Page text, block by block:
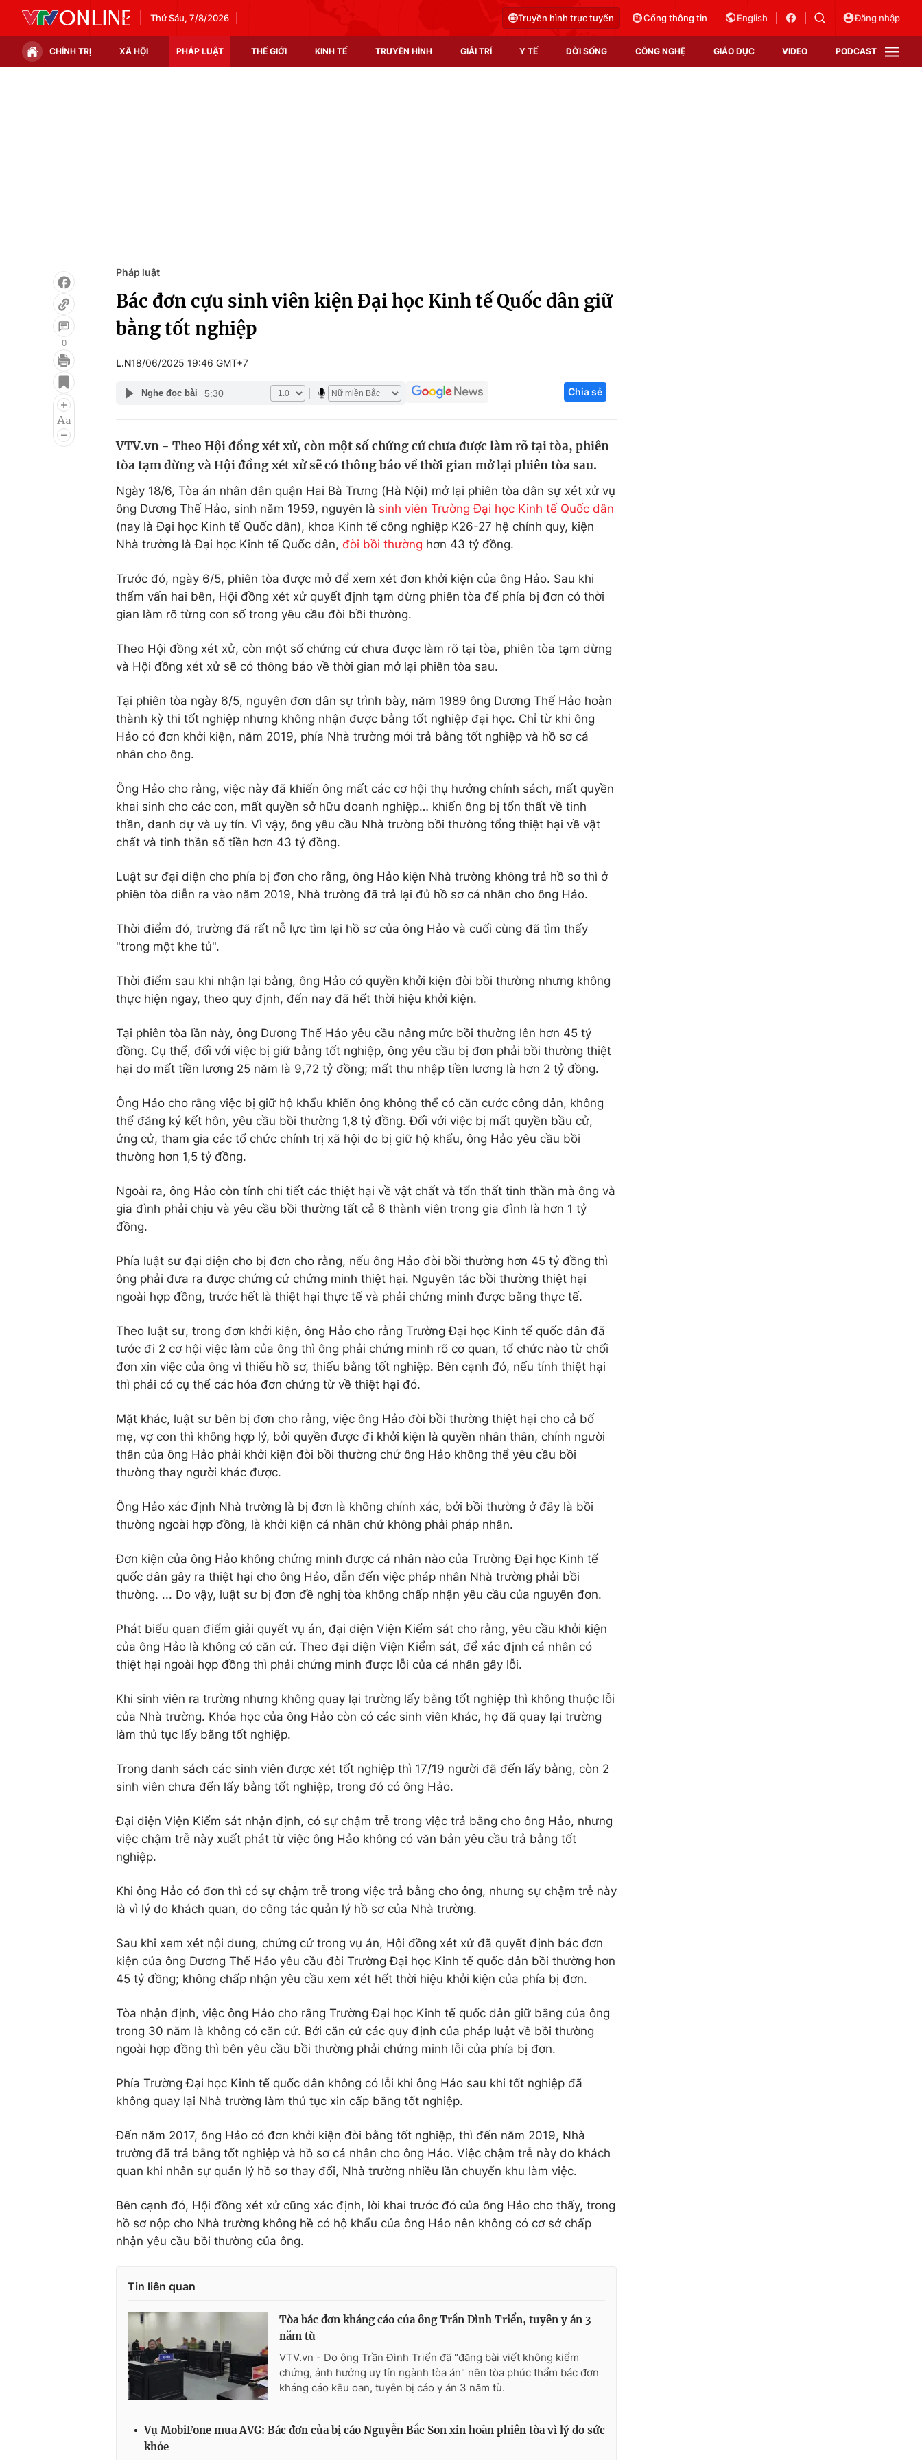
Thứ Sáu, 7/8/2026 Truyền hình trực tuyến Cổng thông tin English Đăng nhập
CHÍNH TRỊ XÃ HỘI PHÁP LUẬT THẾ GIỚI KINH TẾ TRUYỀN HÌNH GIẢI TRÍ Y TẾ ĐỜI SỐNG CÔNG NGHỆ GIÁO DỤC VIDEO PODCAST
Infographic
Điện ảnh
Âm nhạc
Du lịch
Chất lượng cuộc sống
Tuyển sinh
Hitech Công nghệ tương lai
Thị trường
0
Pháp luật
Bác đơn cựu sinh viên kiện Đại học Kinh tế Quốc dân giữ
bằng tốt nghiệp
L.N18/06/2025 19:46 GMT+7
Nghe đọc bài 5:30 Chia sẻ
VTV.vn - Theo Hội đồng xét xử, còn một số chứng cứ chưa được làm rõ tại tòa, phiên
tòa tạm dừng và Hội đồng xét xử sẽ có thông báo về thời gian mở lại phiên tòa sau.
Ngày 18/6, Tòa án nhân dân quận Hai Bà Trưng (Hà Nội) mở lại phiên tòa dân sự xét xử vụ
ông Dương Thế Hảo, sinh năm 1959, nguyên là sinh viên Trường Đại học Kinh tế Quốc dân
(nay là Đại học Kinh tế Quốc dân), khoa Kinh tế công nghiệp K26-27 hệ chính quy, kiện
Nhà trường là Đại học Kinh tế Quốc dân, đòi bồi thường hơn 43 tỷ đồng.
Trước đó, ngày 6/5, phiên tòa được mở để xem xét đơn khởi kiện của ông Hảo. Sau khi
thẩm vấn hai bên, Hội đồng xét xử quyết định tạm dừng phiên tòa để phía bị đơn có thời
gian làm rõ từng con số trong yêu cầu đòi bồi thường.
Theo Hội đồng xét xử, còn một số chứng cứ chưa được làm rõ tại tòa, phiên tòa tạm dừng
và Hội đồng xét xử sẽ có thông báo về thời gian mở lại phiên tòa sau.
Tại phiên tòa ngày 6/5, nguyên đơn dân sự trình bày, năm 1989 ông Dương Thế Hảo hoàn
thành kỳ thi tốt nghiệp nhưng không nhận được bằng tốt nghiệp đại học. Chỉ từ khi ông
Hảo có đơn khởi kiện, năm 2019, phía Nhà trường mới trả bằng tốt nghiệp và hồ sơ cá
nhân cho ông.
Ông Hảo cho rằng, việc này đã khiến ông mất các cơ hội thụ hưởng chính sách, mất quyền
khai sinh cho các con, mất quyền sở hữu doanh nghiệp… khiến ông bị tổn thất về tinh
thần, danh dự và uy tín. Vì vậy, ông yêu cầu Nhà trường bồi thường tổng thiệt hại về vật
chất và tinh thần số tiền hơn 43 tỷ đồng.
Luật sư đại diện cho phía bị đơn cho rằng, ông Hảo kiện Nhà trường không trả hồ sơ thì ở
phiên tòa diễn ra vào năm 2019, Nhà trường đã trả lại đủ hồ sơ cá nhân cho ông Hảo.
Thời điểm đó, trường đã rất nỗ lực tìm lại hồ sơ của ông Hảo và cuối cùng đã tìm thấy
"trong một khe tủ".
Thời điểm sau khi nhận lại bằng, ông Hảo có quyền khởi kiện đòi bồi thường nhưng không
thực hiện ngay, theo quy định, đến nay đã hết thời hiệu khởi kiện.
Tại phiên tòa lần này, ông Dương Thế Hảo yêu cầu nâng mức bồi thường lên hơn 45 tỷ
đồng. Cụ thể, đối với việc bị giữ bằng tốt nghiệp, ông yêu cầu bị đơn phải bồi thường thiệt
hại do mất tiền lương 25 năm là 9,72 tỷ đồng; mất thu nhập tiền lương là hơn 2 tỷ đồng.
Ông Hảo cho rằng việc bị giữ hộ khẩu khiến ông không thể có căn cước công dân, không
thể đăng ký kết hôn, yêu cầu bồi thường 1,8 tỷ đồng. Đối với việc bị mất quyền bầu cử,
ứng cử, tham gia các tổ chức chính trị xã hội do bị giữ hộ khẩu, ông Hảo yêu cầu bồi
thường hơn 1,5 tỷ đồng.
Ngoài ra, ông Hảo còn tính chi tiết các thiệt hại về vật chất và tổn thất tinh thần mà ông và
gia đình phải chịu và yêu cầu bồi thường tất cả 6 thành viên trong gia đình là hơn 1 tỷ
đồng.
Phía luật sư đại diện cho bị đơn cho rằng, nếu ông Hảo đòi bồi thường hơn 45 tỷ đồng thì
ông phải đưa ra được chứng cứ chứng minh thiệt hại. Nguyên tắc bồi thường thiệt hại
ngoài hợp đồng, trước hết là thiệt hại thực tế và phải chứng minh được bằng thực tế.
Theo luật sư, trong đơn khởi kiện, ông Hảo cho rằng Trường Đại học Kinh tế quốc dân đã
tước đi 2 cơ hội việc làm của ông thì ông phải chứng minh rõ cơ quan, tổ chức nào từ chối
đơn xin việc của ông vì thiếu hồ sơ, thiếu bằng tốt nghiệp. Bên cạnh đó, nếu tính thiệt hại
thì phải có cụ thể các hóa đơn chứng từ về thiệt hại đó.
Mặt khác, luật sư bên bị đơn cho rằng, việc ông Hảo đòi bồi thường thiệt hại cho cả bố
mẹ, vợ con thì không hợp lý, bởi quyền được đi khởi kiện là quyền nhân thân, chính người
thân của ông Hảo phải khởi kiện đòi bồi thường chứ ông Hảo không thể yêu cầu bồi
thường thay người khác được.
Ông Hảo xác định Nhà trường là bị đơn là không chính xác, bởi bồi thường ở đây là bồi
thường ngoài hợp đồng, là khởi kiện cá nhân chứ không phải pháp nhân.
Đơn kiện của ông Hảo không chứng minh được cá nhân nào của Trường Đại học Kinh tế
quốc dân gây ra thiệt hại cho ông Hảo, dẫn đến việc pháp nhân Nhà trường phải bồi
thường. ... Do vậy, luật sư bị đơn đề nghị tòa không chấp nhận yêu cầu của nguyên đơn.
Phát biểu quan điểm giải quyết vụ án, đại diện Viện Kiểm sát cho rằng, yêu cầu khởi kiện
của ông Hảo là không có căn cứ. Theo đại diện Viện Kiểm sát, để xác định cá nhân có
thiệt hại ngoài hợp đồng thì phải chứng minh được lỗi của cá nhân gây lỗi.
Khi sinh viên ra trường nhưng không quay lại trường lấy bằng tốt nghiệp thì không thuộc lỗi
của Nhà trường. Khóa học của ông Hảo còn có các sinh viên khác, họ đã quay lại trường
làm thủ tục lấy bằng tốt nghiệp.
Trong danh sách các sinh viên được xét tốt nghiệp thì 17/19 người đã đến lấy bằng, còn 2
sinh viên chưa đến lấy bằng tốt nghiệp, trong đó có ông Hảo.
Đại diện Viện Kiểm sát nhận định, có sự chậm trễ trong việc trả bằng cho ông Hảo, nhưng
việc chậm trễ này xuất phát từ việc ông Hảo không có văn bản yêu cầu trả bằng tốt
nghiệp.
Khi ông Hảo có đơn thì có sự chậm trễ trong việc trả bằng cho ông, nhưng sự chậm trễ này
là vì lý do khách quan, do công tác quản lý hồ sơ của Nhà trường.
Sau khi xem xét nội dung, chứng cứ trong vụ án, Hội đồng xét xử đã quyết định bác đơn
kiện của ông Dương Thế Hảo yêu cầu đòi Trường Đại học Kinh tế quốc dân bồi thường hơn
45 tỷ đồng; không chấp nhận yêu cầu xem xét hết thời hiệu khởi kiện của phía bị đơn.
Tòa nhận định, việc ông Hảo cho rằng Trường Đại học Kinh tế quốc dân giữ bằng của ông
trong 30 năm là không có căn cứ. Bởi căn cứ các quy định của pháp luật về bồi thường
ngoài hợp đồng thì bên yêu cầu bồi thường phải chứng minh lỗi của phía bị đơn.
Phía Trường Đại học Kinh tế quốc dân không có lỗi khi ông Hảo sau khi tốt nghiệp đã
không quay lại Nhà trường làm thủ tục xin cấp bằng tốt nghiệp.
Đến năm 2017, ông Hảo có đơn khởi kiện đòi bằng tốt nghiệp, thì đến năm 2019, Nhà
trường đã trả bằng tốt nghiệp và hồ sơ cá nhân cho ông Hảo. Việc chậm trễ này do khách
quan khi nhân sự quản lý hồ sơ thay đổi, Nhà trường nhiều lần chuyển khu làm việc.
Bên cạnh đó, Hội đồng xét xử cũng xác định, lời khai trước đó của ông Hảo cho thấy, trong
hồ sơ nộp cho Nhà trường không hề có hộ khẩu của ông Hảo nên không có cơ sở chấp
nhận yêu cầu bồi thường của ông.
Tin liên quan
Tòa bác đơn kháng cáo của ông Trần Đình Triển, tuyên y án 3
năm tù
VTV.vn - Do ông Trần Đình Triển đã "đăng bài viết không kiểm
chứng, ảnh hưởng uy tín ngành tòa án" nên tòa phúc thẩm bác đơn
kháng cáo kêu oan, tuyên bị cáo y án 3 năm tù.
Vụ MobiFone mua AVG: Bác đơn của bị cáo Nguyễn Bắc Son xin hoãn phiên tòa vì lý do sức
khỏe